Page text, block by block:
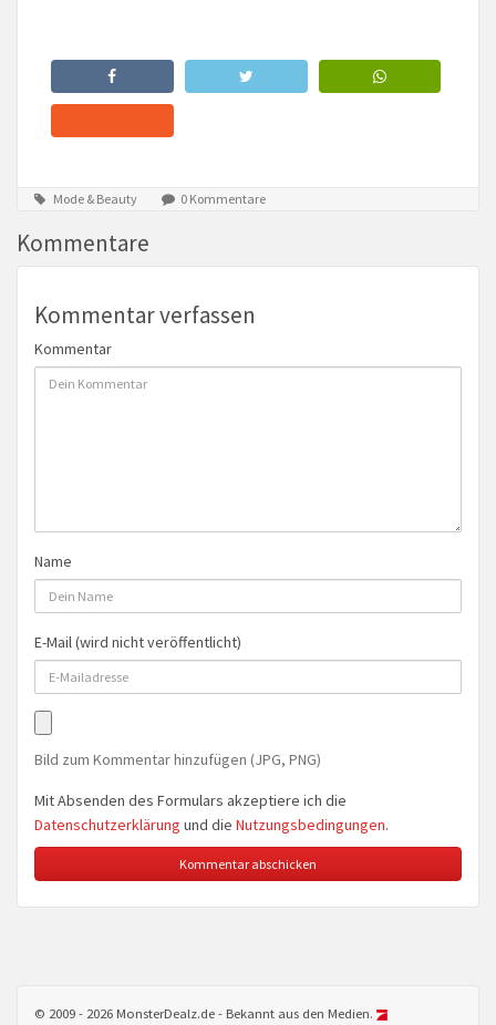
Mode & Beauty 0 Kommentare
Kommentare
Kommentar verfassen
Kommentar
Name
E-Mail (wird nicht veröffentlicht)
Bild zum Kommentar hinzufügen (JPG, PNG)
Mit Absenden des Formulars akzeptiere ich die
Datenschutzerklärung und die Nutzungsbedingungen.
© 2009 - 2026 MonsterDealz.de - Bekannt aus den Medien.